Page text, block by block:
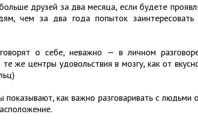
друзей за два месяца, если будете
чем за два года попыток
о себе, неважно — в личном
те же центры удовольствия в мозгу, как от
показывают, как важно разговаривать с людьми